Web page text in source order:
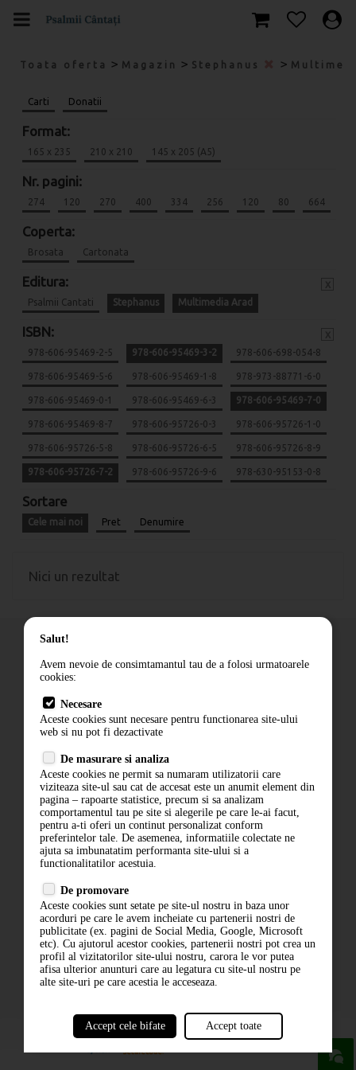
Toata oferta > Magazin > Stephanus >
Carti Donatii
Format:
165 x 235 210 x 210 145 x 205 (A5)
Nr. pagini:
274 120 270 400 334 256 120 80 664
Coperta:
Brosata Cartonata
Editura:
Psalmii Cantati Stephanus Multimedia Arad
ISBN:
978-606-95469-2-5 978-606-95469-3-2 978-606-698-054-8
978-606-95469-5-6 978-606-95469-1-8 978-973-88771-6-0
978-606-95469-0-1 978-606-95469-6-3 978-606-95469-7-0
978-606-95469-8-7 978-606-95726-0-3 978-606-95726-1-0
978-606-95726-5-8 978-606-95726-6-5 978-606-95726-8-9
978-606-95726-7-2 978-606-95726-9-6 978-630-95153-0-8
Sortare
Cele mai noi Pret Denumire
Nici un rezultat
Cum comand
Livrare
Contact
Politica de confidentialitate
ANPC
ABONARE LA NEWSLETTER
ABONARE
Salut!
Avem nevoie de consimtamantul tau de a folosi urmatoarele
cookies:
Necesare
Aceste cookies sunt necesare pentru functionarea site-ului
web si nu pot fi dezactivate
De masurare si analiza
Aceste cookies ne permit sa numaram utilizatorii care
viziteaza site-ul sau cat de accesat este un anumit element din
pagina – rapoarte statistice, precum si sa analizam
comportamentul tau pe site si alegerile pe care le-ai facut,
pentru a-ti oferi un continut personalizat conform
preferintelor tale. De asemenea, informatiile colectate ne
ajuta sa imbunatatim performanta site-ului si a
functionalitatilor acestuia.
De promovare
Aceste cookies sunt setate pe site-ul nostru in baza unor
acorduri pe care le avem incheiate cu partenerii nostri de
publicitate (ex. pagini de Social Media, Google, Microsoft
etc). Cu ajutorul acestor cookies, partenerii nostri pot crea un
profil al vizitatorilor site-ului nostru, carora le vor putea
afisa ulterior anunturi care au legatura cu site-ul nostru pe
alte site-uri pe care acestia le acceseaza.
Accept cele bifate Accept toate